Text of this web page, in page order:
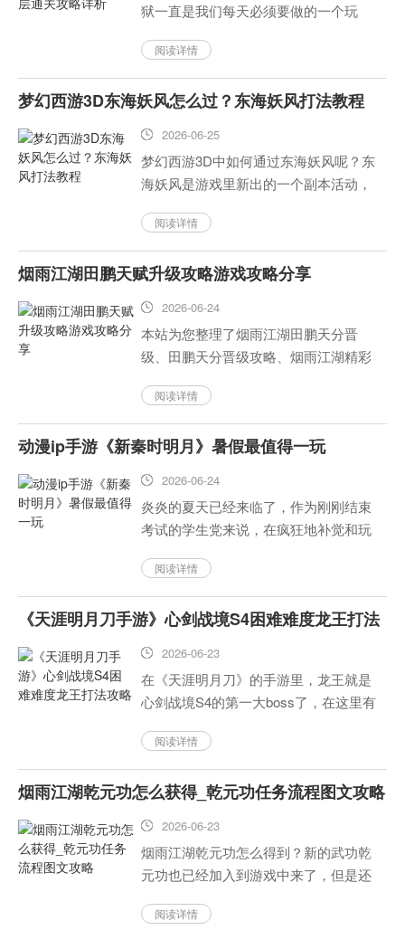
狱一直是我们每天必须要做的一个玩
BOSS守关的时候还会有一些额外的好
处，比如内功、武学残卷等。老区侠客
们积累和底蕴很深，所以平均征服层...
阅读详情
梦幻西游3D东海妖风怎么过？东海妖风打法教程
2026-06-25
梦幻西游3D中如何通过东海妖风呢？东
海妖风是游戏里新出的一个副本活动，
梦幻西游3D东海妖风通关攻略。...
阅读详情
烟雨江湖田鹏天赋升级攻略游戏攻略分享
2026-06-24
本站为您整理了烟雨江湖田鹏天分晋
级、田鹏天分晋级攻略、烟雨江湖精彩
阅读详情
动漫ip手游《新秦时明月》暑假最值得一玩
2026-06-24
炎炎的夏天已经来临了，作为刚刚结束
考试的学生党来说，在疯狂地补觉和玩
的选择。今天给大家推荐一个今年夏天
一定要玩的一款动漫IP手游——《新秦
时明月》，下面跟着小编一起看...
阅读详情
《天涯明月刀手游》心剑战境S4困难难度龙王打法
攻略
2026-06-23
在《天涯明月刀》的手游里，龙王就是
心剑战境S4的第一大boss了，在这里有
模式下的龙王战斗。本文将会为大家介
绍《天涯明月刀》手上的心剑战境s4困
难度中关于“龙王”的...
阅读详情
烟雨江湖乾元功怎么获得_乾元功任务流程图文攻略
2026-06-23
烟雨江湖乾元功怎么得到？新的武功乾
元功也已经加入到游戏中来了，但是还
们，下面我们就一起来看一下吧。...
阅读详情